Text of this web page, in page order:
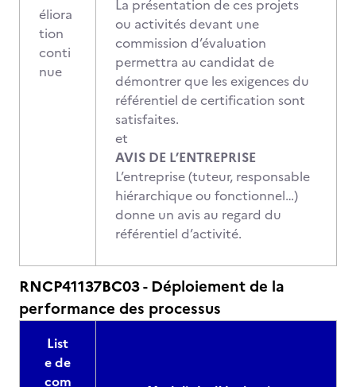
éliora
tion
conti
nue
La présentation de ces projets
ou activités devant une
commission d’évaluation
permettra au candidat de
démontrer que les exigences du
référentiel de certification sont
satisfaites.
et
AVIS DE L’ENTREPRISE
L’entreprise (tuteur, responsable
hiérarchique ou fonctionnel…)
donne un avis au regard du
référentiel d’activité.
RNCP41137BC03 - Déploiement de la
performance des processus
List
e de
com